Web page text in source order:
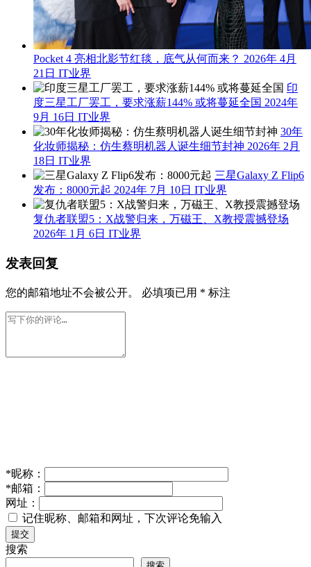
Pocket 4 亮相北影节红毯，底气从何而来？ 2026年 4月
21日 IT业界
印
度三星工厂罢工，要求涨薪144% 或将蔓延全国 2024年
9月 16日 IT业界
30年
化妆师揭秘：仿生蔡明机器人诞生细节封神 2026年 2月
18日 IT业界
三星Galaxy Z Flip6
发布：8000元起 2024年 7月 10日 IT业界
复仇者联盟5：X战警归来，万磁王、X教授震撼登场
2026年 1月 6日 IT业界
发表回复
您的邮箱地址不会被公开。 必填项已用 * 标注
*昵称：
*邮箱：
网址：
记住昵称、邮箱和网址，下次评论免输入
提交
搜索